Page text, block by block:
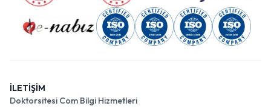
İLETİŞİM
Doktorsitesi Com Bilgi Hizmetleri